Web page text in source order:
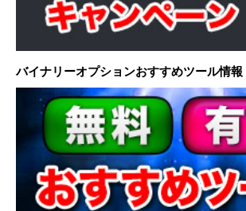
バイナリーオプションおすすめツール情報